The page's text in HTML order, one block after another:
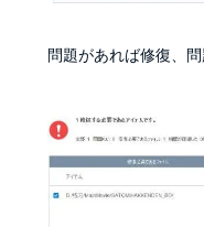
問題があれば修復、